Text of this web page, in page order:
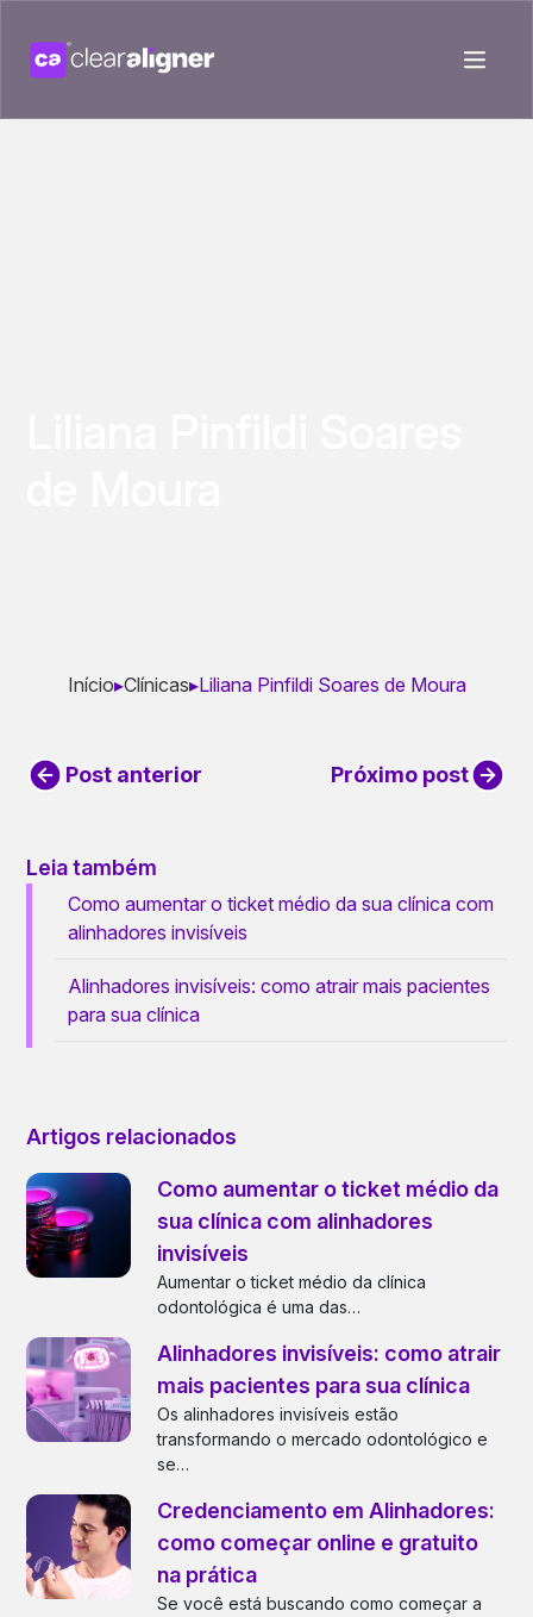
Início▸Clínicas▸Liliana Pinfildi Soares de Moura
Post anterior Próximo post
Leia também
Como aumentar o ticket médio da sua clínica com
alinhadores invisíveis
Alinhadores invisíveis: como atrair mais pacientes
para sua clínica
Artigos relacionados
Como aumentar o ticket médio da
sua clínica com alinhadores
invisíveis
Aumentar o ticket médio da clínica
odontológica é uma das…
Alinhadores invisíveis: como atrair
mais pacientes para sua clínica
Os alinhadores invisíveis estão
transformando o mercado odontológico e
se…
Credenciamento em Alinhadores:
como começar online e gratuito
na prática
Se você está buscando como começar a